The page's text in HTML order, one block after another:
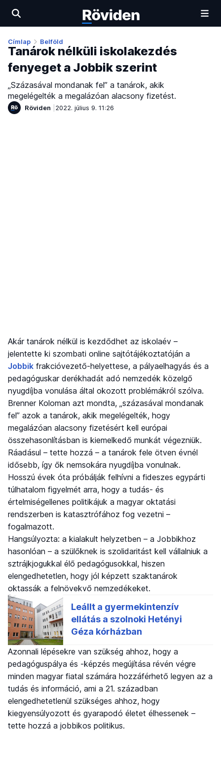
Címlap Belföld
Tanárok nélküli iskolakezdés
fenyeget a Jobbik szerint
„Százasával mondanak fel” a tanárok, akik
megelégelték a megalázóan alacsony fizetést.
Röviden 2022. július 9. 11:26
Akár tanárok nélkül is kezdődhet az iskolaév –
jelentette ki szombati online sajtótájékoztatóján a
Jobbik frakcióvezető-helyettese, a pályaelhagyás és a
pedagóguskar derékhadát adó nemzedék közelgő
nyugdíjba vonulása által okozott problémákról szólva.
Brenner Koloman azt mondta, „százasával mondanak
fel” azok a tanárok, akik megelégelték, hogy
megalázóan alacsony fizetésért kell európai
összehasonlításban is kiemelkedő munkát végezniük.
Ráadásul – tette hozzá – a tanárok fele ötven évnél
idősebb, így ők nemsokára nyugdíjba vonulnak.
Hosszú évek óta próbálják felhívni a fideszes egypárti
túlhatalom figyelmét arra, hogy a tudás- és
értelmiségellenes politikájuk a magyar oktatási
rendszerben is katasztrófához fog vezetni –
fogalmazott.
Hangsúlyozta: a kialakult helyzetben – a Jobbikhoz
hasonlóan – a szülőknek is szolidaritást kell vállalniuk a
sztrájkjogukkal élő pedagógusokkal, hiszen
elengedhetetlen, hogy jól képzett szaktanárok
oktassák a felnövekvő nemzedékeket.
Azonnali lépésekre van szükség ahhoz, hogy a
pedagóguspálya és -képzés megújítása révén végre
minden magyar fiatal számára hozzáférhető legyen az a
tudás és információ, ami a 21. században
elengedhetetlenül szükséges ahhoz, hogy
kiegyensúlyozott és gyarapodó életet élhessenek –
tette hozzá a jobbikos politikus.